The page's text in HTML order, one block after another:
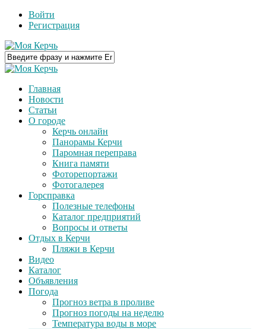
Войти
Регистрация
Главная
Новости
Статьи
О городе
Керчь онлайн
Панорамы Керчи
Паромная переправа
Книга памяти
Фоторепортажи
Фотогалерея
Горсправка
Полезные телефоны
Каталог предприятий
Вопросы и ответы
Отдых в Керчи
Пляжи в Керчи
Видео
Каталог
Объявления
Погода
Прогноз ветра в проливе
Прогноз погоды на неделю
Температура воды в море